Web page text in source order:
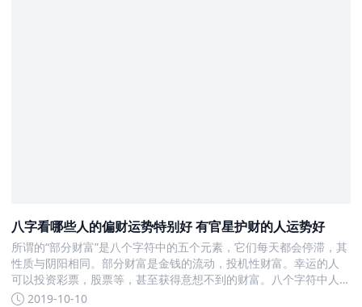
八字看哪些人的偏财运势特别好 有官星护财的人运势好
所谓的“部分财富”是八个字符中的五个元素，它们每天都会停滞，其
性质与阴阳相同。部分财富是金钱的流动，投机性财富。幸运的人
可以投资彩票，股票等，甚至获得意想不到的财富。八个字符中人
们的部分命运是什么
2019-10-10